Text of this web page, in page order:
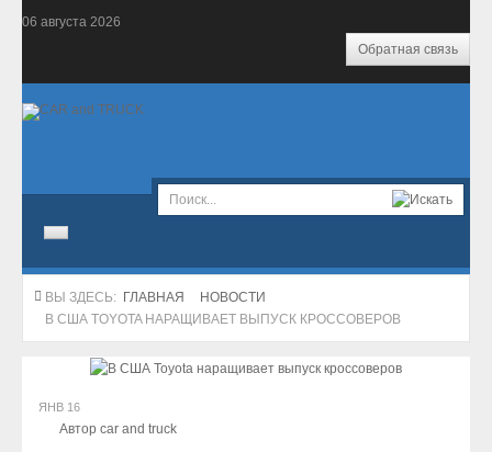
06 августа 2026
Обратная связь
Главная
Экономика
ВЫ ЗДЕСЬ: ГЛАВНАЯ
НОВОСТИ
В США TOYOTA НАРАЩИВАЕТ ВЫПУСК КРОССОВЕРОВ
ЯНВ 16
Автор car and truck